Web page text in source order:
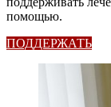
помощью.
ПОДДЕРЖАТЬ